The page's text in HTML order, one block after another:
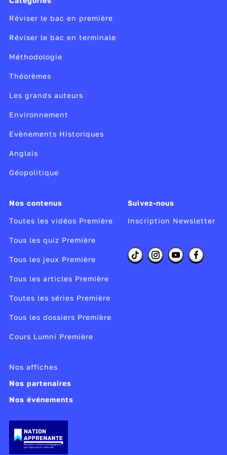
Réviser le bac en première
Réviser le bac en terminale
Méthodologie
Théorèmes
Les grands auteurs
Environnement
Evènements Historiques
Anglais
Géopolitique
Nos contenus
Toutes les vidéos Première
Tous les quiz Première
Tous les jeux Première
Tous les articles Première
Toutes les séries Première
Tous les dossiers Première
Cours Lumni Première
Suivez-nous
Inscription Newsletter
Nos affiches
Nos partenaires
Nos événements